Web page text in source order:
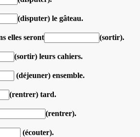
(disputer) le gâteau.
elles seront (sortir).
(sortir) leurs cahiers.
(déjeuner) ensemble.
(rentrer) tard.
(rentrer).
(écouter).